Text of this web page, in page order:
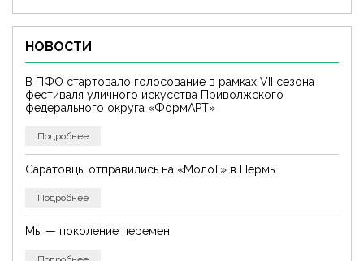
НОВОСТИ
В ПФО стартовало голосование в рамках VII сезона
фестиваля уличного искусства Приволжского
федерального округа «ФормАРТ»
Подробнее
Саратовцы отправились на «МолоТ» в Пермь
Подробнее
Мы — поколение перемен